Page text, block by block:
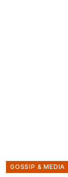
GOSSIP & MEDIA